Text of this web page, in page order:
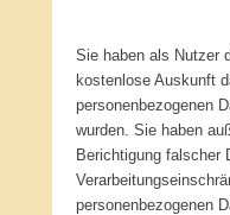
Sie haben als Nutzer
kostenlose Auskunft
personenbezogenen
wurden. Sie haben
Berichtigung falscher
personenbezogenen